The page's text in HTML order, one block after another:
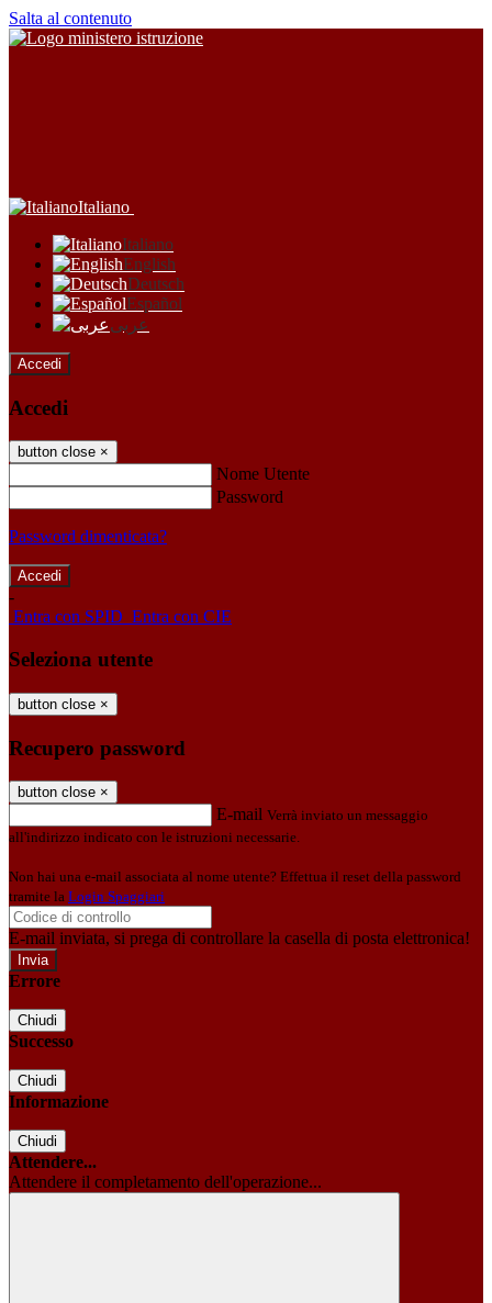
Salta al contenuto
Italiano
Italiano
English
Deutsch
Español
عربى
Accedi
Accedi
button close ×
Nome Utente
Password
Password dimenticata?
-
Entra con SPID Entra con CIE
Seleziona utente
button close ×
Recupero password
button close ×
E-mail Verrà inviato un messaggio
all'indirizzo indicato con le istruzioni necessarie.
Non hai una e-mail associata al nome utente? Effettua il reset della password
tramite la Login Spaggiari
E-mail inviata, si prega di controllare la casella di posta elettronica!
Errore
Chiudi
Successo
Chiudi
Informazione
Chiudi
Attendere...
Attendere il completamento dell'operazione...